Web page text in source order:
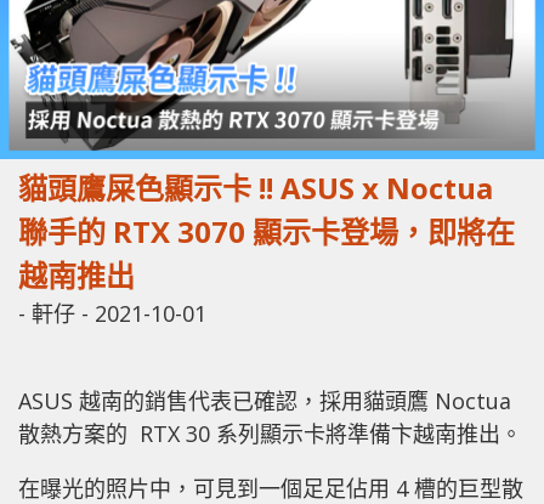
貓頭鷹屎色顯示卡 !! ASUS x Noctua
聯手的 RTX 3070 顯示卡登場，即將在
越南推出
- 軒仔 - 2021-10-01
ASUS 越南的銷售代表已確認，採用貓頭鷹 Noctua
散熱方案的 RTX 30 系列顯示卡將準備卞越南推出。
在曝光的照片中，可見到一個足足佔用 4 槽的巨型散